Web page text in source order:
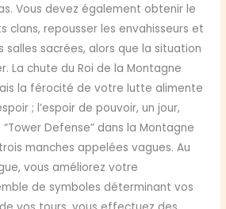
Vous devez également obtenir le
clans, repousser les envahisseurs et
salles sacrées, alors que la situation
La chute du Roi de la Montagne
la férocité de votre lutte alimente
; l’espoir de pouvoir, un jour,
Defense” dans la Montagne
manches appelées vagues. Au
vous améliorez votre
de symboles déterminant vos